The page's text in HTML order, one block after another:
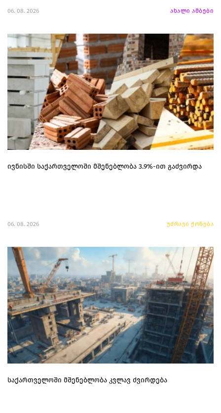
06. 08. 2026 ახალი ამბები
ივნისში საქართველოში მშენებლობა 3.9%-ით გაძვირდა
06. 08. 2026 უძრავი ქონება
საქართველოში მშენებლობა კვლავ ძვირდება